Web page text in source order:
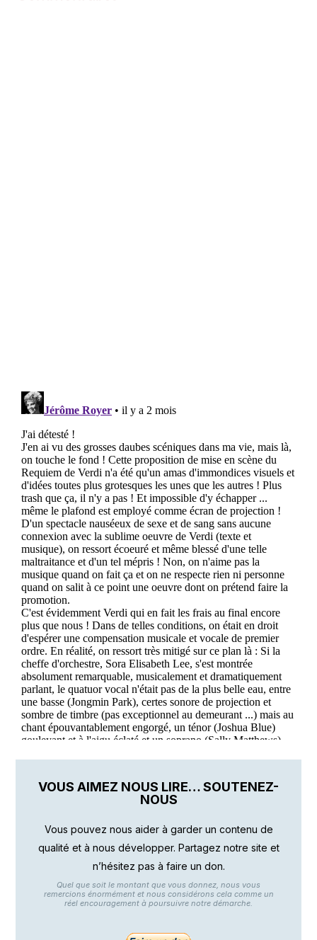
VOUS AIMEZ NOUS LIRE… SOUTENEZ-
NOUS
Vous pouvez nous aider à garder un contenu de
qualité et à nous développer. Partagez notre site et
n’hésitez pas à faire un don.
Quel que soit le montant que vous donnez, nous vous
remercions énormément et nous considérons cela comme un
réel encouragement à poursuivre notre démarche.